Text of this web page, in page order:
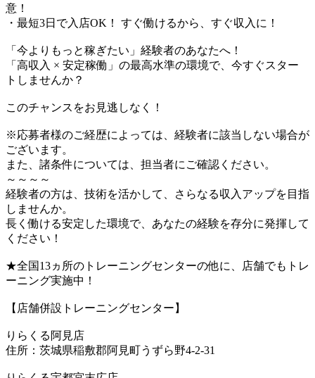
意！
・最短3日で入店OK！ すぐ働けるから、すぐ収入に！
「今よりもっと稼ぎたい」経験者のあなたへ！
「高収入 × 安定稼働」の最高水準の環境で、今すぐスター
トしませんか？
このチャンスをお見逃しなく！
※応募者様のご経歴によっては、経験者に該当しない場合が
ございます。
また、諸条件については、担当者にご確認ください。
～～～～
経験者の方は、技術を活かして、さらなる収入アップを目指
しませんか。
長く働ける安定した環境で、あなたの経験を存分に発揮して
ください！
★全国13ヵ所のトレーニングセンターの他に、店舗でもトレ
ーニング実施中！
【店舗併設トレーニングセンター】
りらくる阿見店
住所：茨城県稲敷郡阿見町うずら野4-2-31